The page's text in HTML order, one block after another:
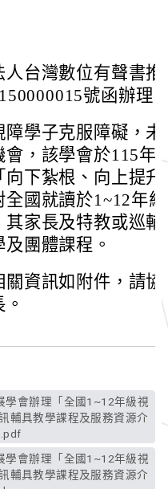
人台灣數位有聲書
號函辦理
障學子克服障礙，
會，該學會於115年
向下紮根、向上提
全國就讀於1~12年
其家長及特教或巡
團體課程。
關資訊如附件，請
輔具教學課程及服務資源介
輔具教學課程及服務資源介